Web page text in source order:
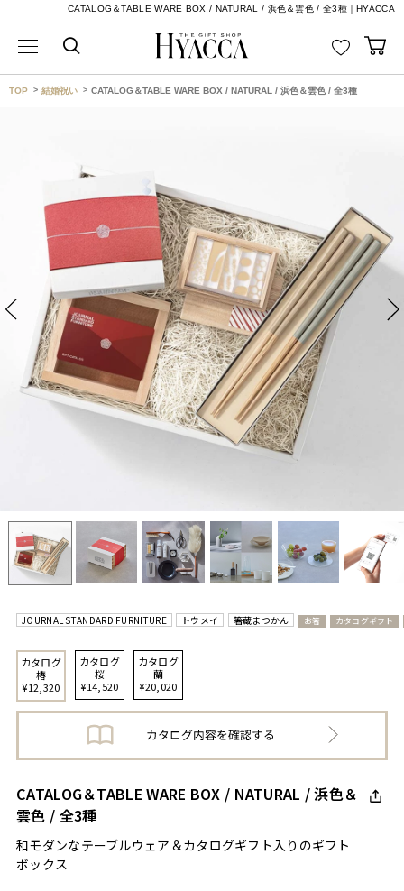
CATALOG＆TABLE WARE BOX / NATURAL / 浜色＆雲色 / 全3種｜HYACCA
TOP 結婚祝い CATALOG＆TABLE WARE BOX / NATURAL / 浜色＆雲色 / 全3種
JOURNAL STANDARD FURNITURE トウメイ 箸蔵まつかん お箸 カタログギフト
カタログ
椿
¥12,320
カタログ
桜
¥14,520
カタログ
蘭
¥20,020
CATALOG＆TABLE WARE BOX / NATURAL / 浜色＆
雲色 / 全3種
和モダンなテーブルウェア＆カタログギフト入りのギフト
ボックス